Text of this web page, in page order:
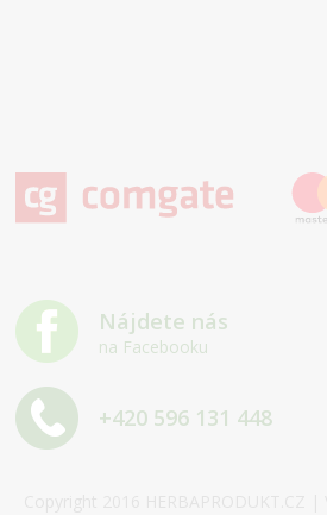
Nájdete nás
na Facebooku
+420 596 131 448